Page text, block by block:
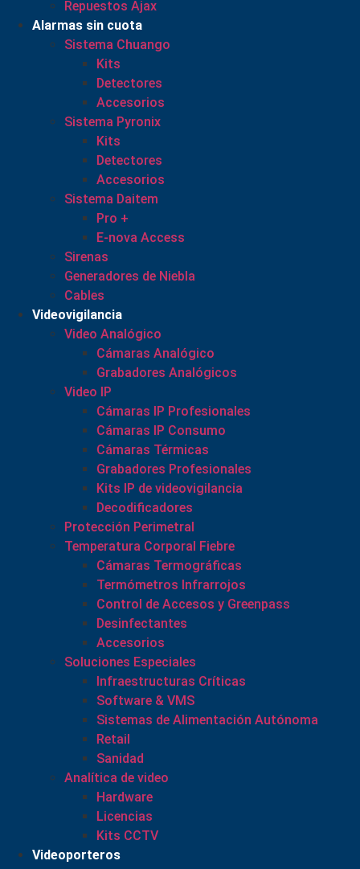
Repuestos Ajax
Alarmas sin cuota
Sistema Chuango
Kits
Detectores
Accesorios
Sistema Pyronix
Kits
Detectores
Accesorios
Sistema Daitem
Pro +
E-nova Access
Sirenas
Generadores de Niebla
Cables
Videovigilancia
Video Analógico
Cámaras Analógico
Grabadores Analógicos
Video IP
Cámaras IP Profesionales
Cámaras IP Consumo
Cámaras Térmicas
Grabadores Profesionales
Kits IP de videovigilancia
Decodificadores
Protección Perimetral
Temperatura Corporal Fiebre
Cámaras Termográficas
Termómetros Infrarrojos
Control de Accesos y Greenpass
Desinfectantes
Accesorios
Soluciones Especiales
Infraestructuras Críticas
Software & VMS
Sistemas de Alimentación Autónoma
Retail
Sanidad
Analítica de video
Hardware
Licencias
Kits CCTV
Videoporteros